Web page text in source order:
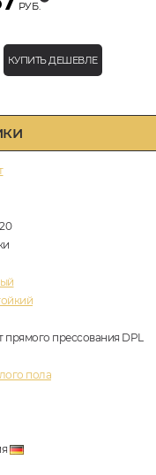
прямого прессования DPL
пола
РУБ.
КУПИТЬ ДЕШЕВЛЕ